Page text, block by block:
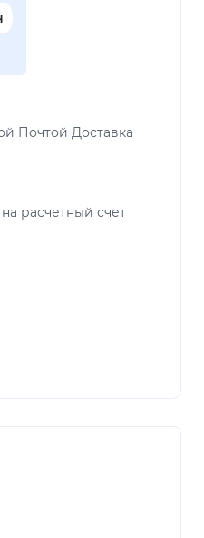
Почтой Доставка
расчетный счет